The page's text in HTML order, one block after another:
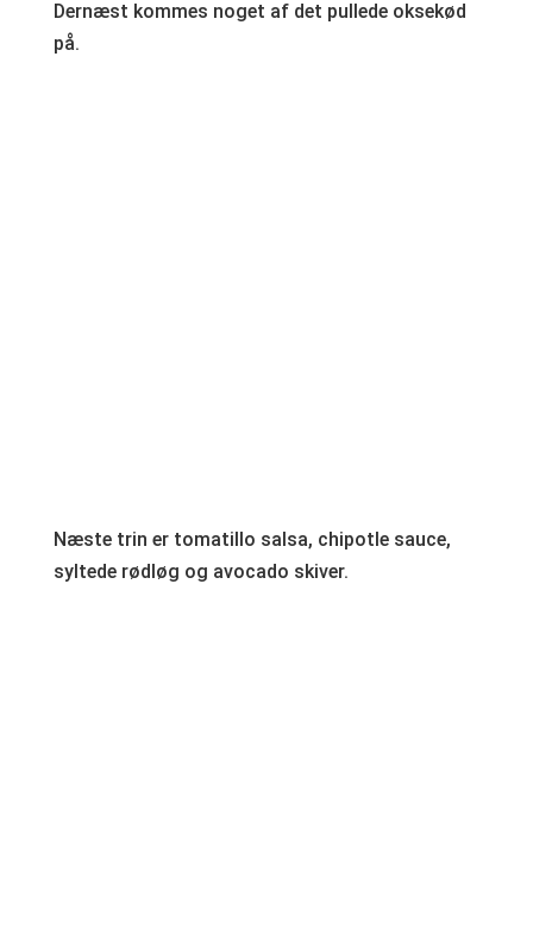
Dernæst kommes noget af det pullede oksekød
på.
Næste trin er tomatillo salsa, chipotle sauce,
syltede rødløg og avocado skiver.